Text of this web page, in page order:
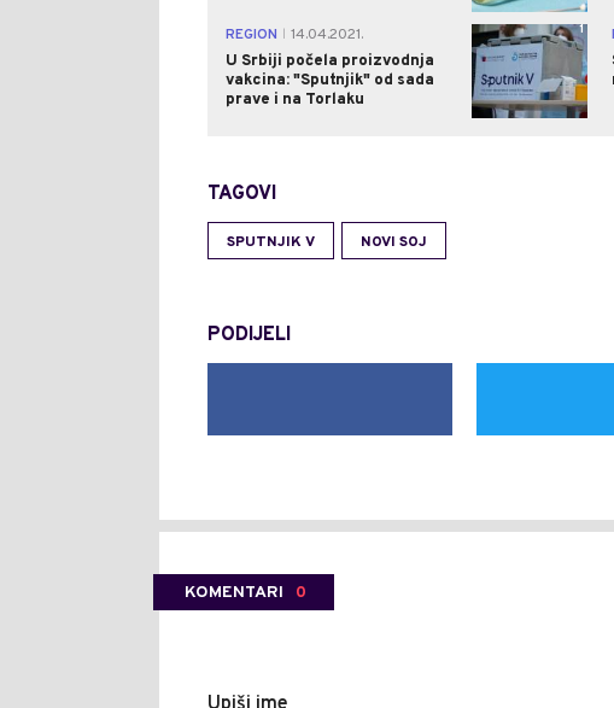
REGION
14.04.2021.
U Srbiji počela proizvodnja
vakcina: "Sputnjik" od sada
prave i na Torlaku
1
TAGOVI
SPUTNJIK V NOVI SOJ
PODIJELI
KOMENTARI 0